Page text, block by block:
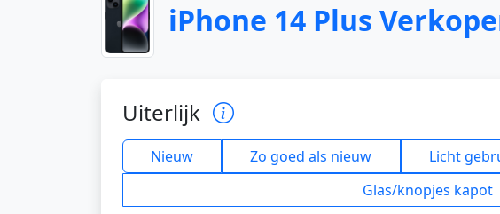
iPhone 14 Plus
Uiterlijk
Nieuw Zo goed als nieuw Licht
Glas/knopjes kapot